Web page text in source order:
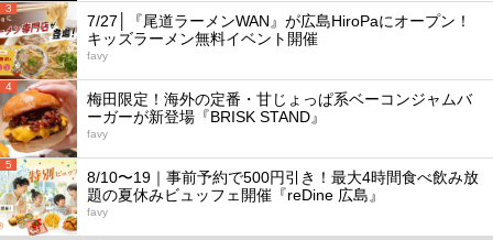
3
7/27│『尾道ラーメンWAN』が広島HiroPaにオープン！
キッズラーメン無料イベント開催
favy
4
梅田限定！海外の定番・甘じょっぱ系ベーコンジャムバ
ーガーが新登場『BRISK STAND』
favy
5
8/10〜19｜事前予約で500円引き！最大4時間食べ飲み放
題の夏休みビュッフェ開催『reDine 広島』
favy